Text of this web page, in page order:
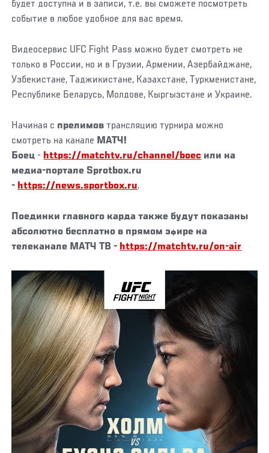
будет доступна и в записи, т.е. вы сможете посмотреть
событие в любое удобное для вас время.
Видеосервис UFC Fight Pass можно будет смотреть не
только в России, но и в Грузии, Армении, Азербайджане,
Узбекистане, Таджикистане, Казахстане, Туркменистане,
Республике Беларусь, Молдове, Кыргызстане и Украине.
Начиная с прелимов трансляцию турнира можно
смотреть на канале МАТЧ!
Боец - https://matchtv.ru/channel/boec или на
медиа-портале Sprotbox.ru
- https://news.sportbox.ru.
Поединки главного карда также будут показаны
абсолютно бесплатно в прямом эфире на
телеканале МАТЧ ТВ - https://matchtv.ru/on-air